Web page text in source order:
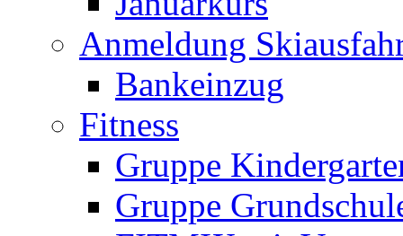
Anmeldung
Bankeinzug
Fitness
Gruppe
Gruppe